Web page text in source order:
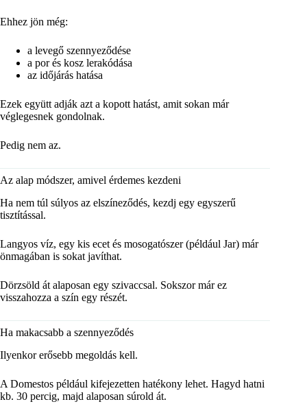
Ehhez jön még:
a levegő szennyeződése
a por és kosz lerakódása
az időjárás hatása
Ezek együtt adják azt a kopott hatást, amit sokan már
véglegesnek gondolnak.
Pedig nem az.
Az alap módszer, amivel érdemes kezdeni
Ha nem túl súlyos az elszíneződés, kezdj egy egyszerű
tisztítással.
Langyos víz, egy kis ecet és mosogatószer (például Jar) már
önmagában is sokat javíthat.
Dörzsöld át alaposan egy szivaccsal. Sokszor már ez
visszahozza a szín egy részét.
Ha makacsabb a szennyeződés
Ilyenkor erősebb megoldás kell.
A Domestos például kifejezetten hatékony lehet. Hagyd hatni
kb. 30 percig, majd alaposan súrold át.